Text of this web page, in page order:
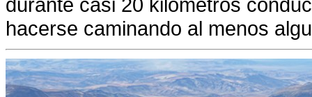
durante casi 20 kilómetros
hacerse caminando al menos